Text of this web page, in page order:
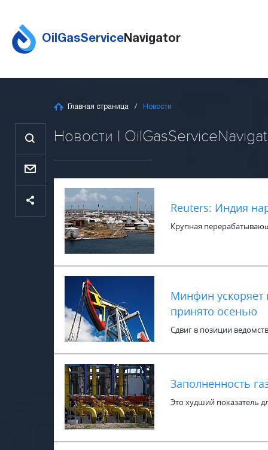
OilGasServiceNavigator
Главная страница Новости
Новости |
Reuters: Индия
Крупная
Минфин
принято осенью
Сдвиг в позиции
Заполненность
Это худший показатель